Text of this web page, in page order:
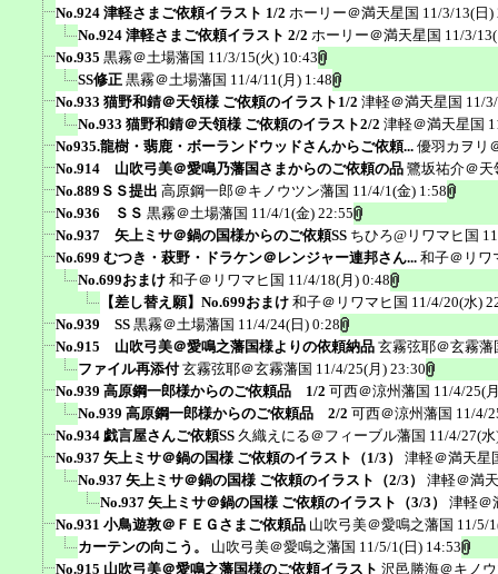
No.924 津軽さまご依頼イラスト 1/2 ホーリー＠満天星国 11/3/13(日)
No.924 津軽さまご依頼イラスト 2/2 ホーリー＠満天星国 11/3/
No.935 黒霧＠土場藩国 11/3/15(火) 10:43
SS修正 黒霧＠土場藩国 11/4/11(月) 1:48
No.933 猫野和錆＠天領様 ご依頼のイラスト1/2 津軽＠満天星国 11/
No.933 猫野和錆＠天領様 ご依頼のイラスト2/2 津軽＠満天星国
No935.龍樹・翡鹿・ボーランドウッドさんからご依頼... 優羽カヲリ
No.914 山吹弓美＠愛鳴乃藩国さまからのご依頼の品 鷺坂祐介＠天
No.889ＳＳ提出 高原鋼一郎＠キノウツン藩国 11/4/1(金) 1:58
No.936 ＳＳ 黒霧＠土場藩国 11/4/1(金) 22:55
No.937 矢上ミサ＠鍋の国様からのご依頼SS ちひろ@リワマヒ国
No.699 むつき・萩野・ドラケン＠レンジャー連邦さん... 和子＠リワ
No.699おまけ 和子＠リワマヒ国 11/4/18(月) 0:48
【差し替え願】No.699おまけ 和子＠リワマヒ国 11/4/20(水)
No.939 SS 黒霧＠土場藩国 11/4/24(日) 0:28
No.915 山吹弓美＠愛鳴之藩国様よりの依頼納品 玄霧弦耶＠玄霧藩
ファイル再添付 玄霧弦耶＠玄霧藩国 11/4/25(月) 23:30
No.939 高原鋼一郎様からのご依頼品 1/2 可西＠涼州藩国 11/4/25(
No.939 高原鋼一郎様からのご依頼品 2/2 可西＠涼州藩国 11/4/
No.934 戯言屋さんご依頼SS 久織えにる＠フィーブル藩国 11/4/27(
No.937 矢上ミサ＠鍋の国様 ご依頼のイラスト（1/3）
津軽＠満天星
No.937 矢上ミサ＠鍋の国様 ご依頼のイラスト（2/3）
津軽＠満
No.937 矢上ミサ＠鍋の国様 ご依頼のイラスト（3/3）
津軽＠
No.931 小鳥遊敦＠ＦＥＧさまご依頼品 山吹弓美＠愛鳴之藩国 11/5/
カーテンの向こう。
山吹弓美＠愛鳴之藩国 11/5/1(日) 14:53
No.915 山吹弓美＠愛鳴之藩国様のご依頼イラスト 沢邑勝海＠キノ